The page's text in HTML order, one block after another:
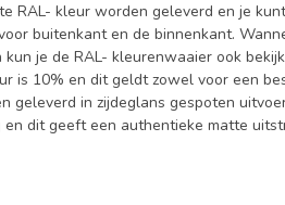
RAL- kleur worden geleverd en je
buitenkant en de binnenkant.
je de RAL- kleurenwaaier ook
is 10% en dit geldt zowel voor een
geleverd in zijdeglans gespoten
dit geeft een authentieke matte